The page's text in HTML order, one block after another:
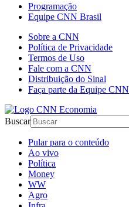
Programação
Equipe CNN Brasil
Sobre a CNN
Política de Privacidade
Termos de Uso
Fale com a CNN
Distribuição do Sinal
Faça parte da Equipe CNN
Buscar
Pular para o conteúdo
Ao vivo
Política
Money
WW
Agro